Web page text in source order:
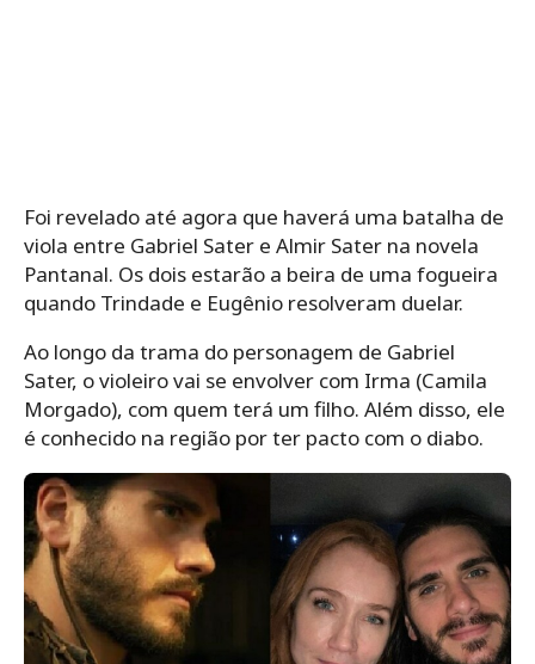
Foi revelado até agora que haverá uma batalha de
viola entre Gabriel Sater e Almir Sater na novela
Pantanal. Os dois estarão a beira de uma fogueira
quando Trindade e Eugênio resolveram duelar.
Ao longo da trama do personagem de Gabriel
Sater, o violeiro vai se envolver com Irma (Camila
Morgado), com quem terá um filho. Além disso, ele
é conhecido na região por ter pacto com o diabo.